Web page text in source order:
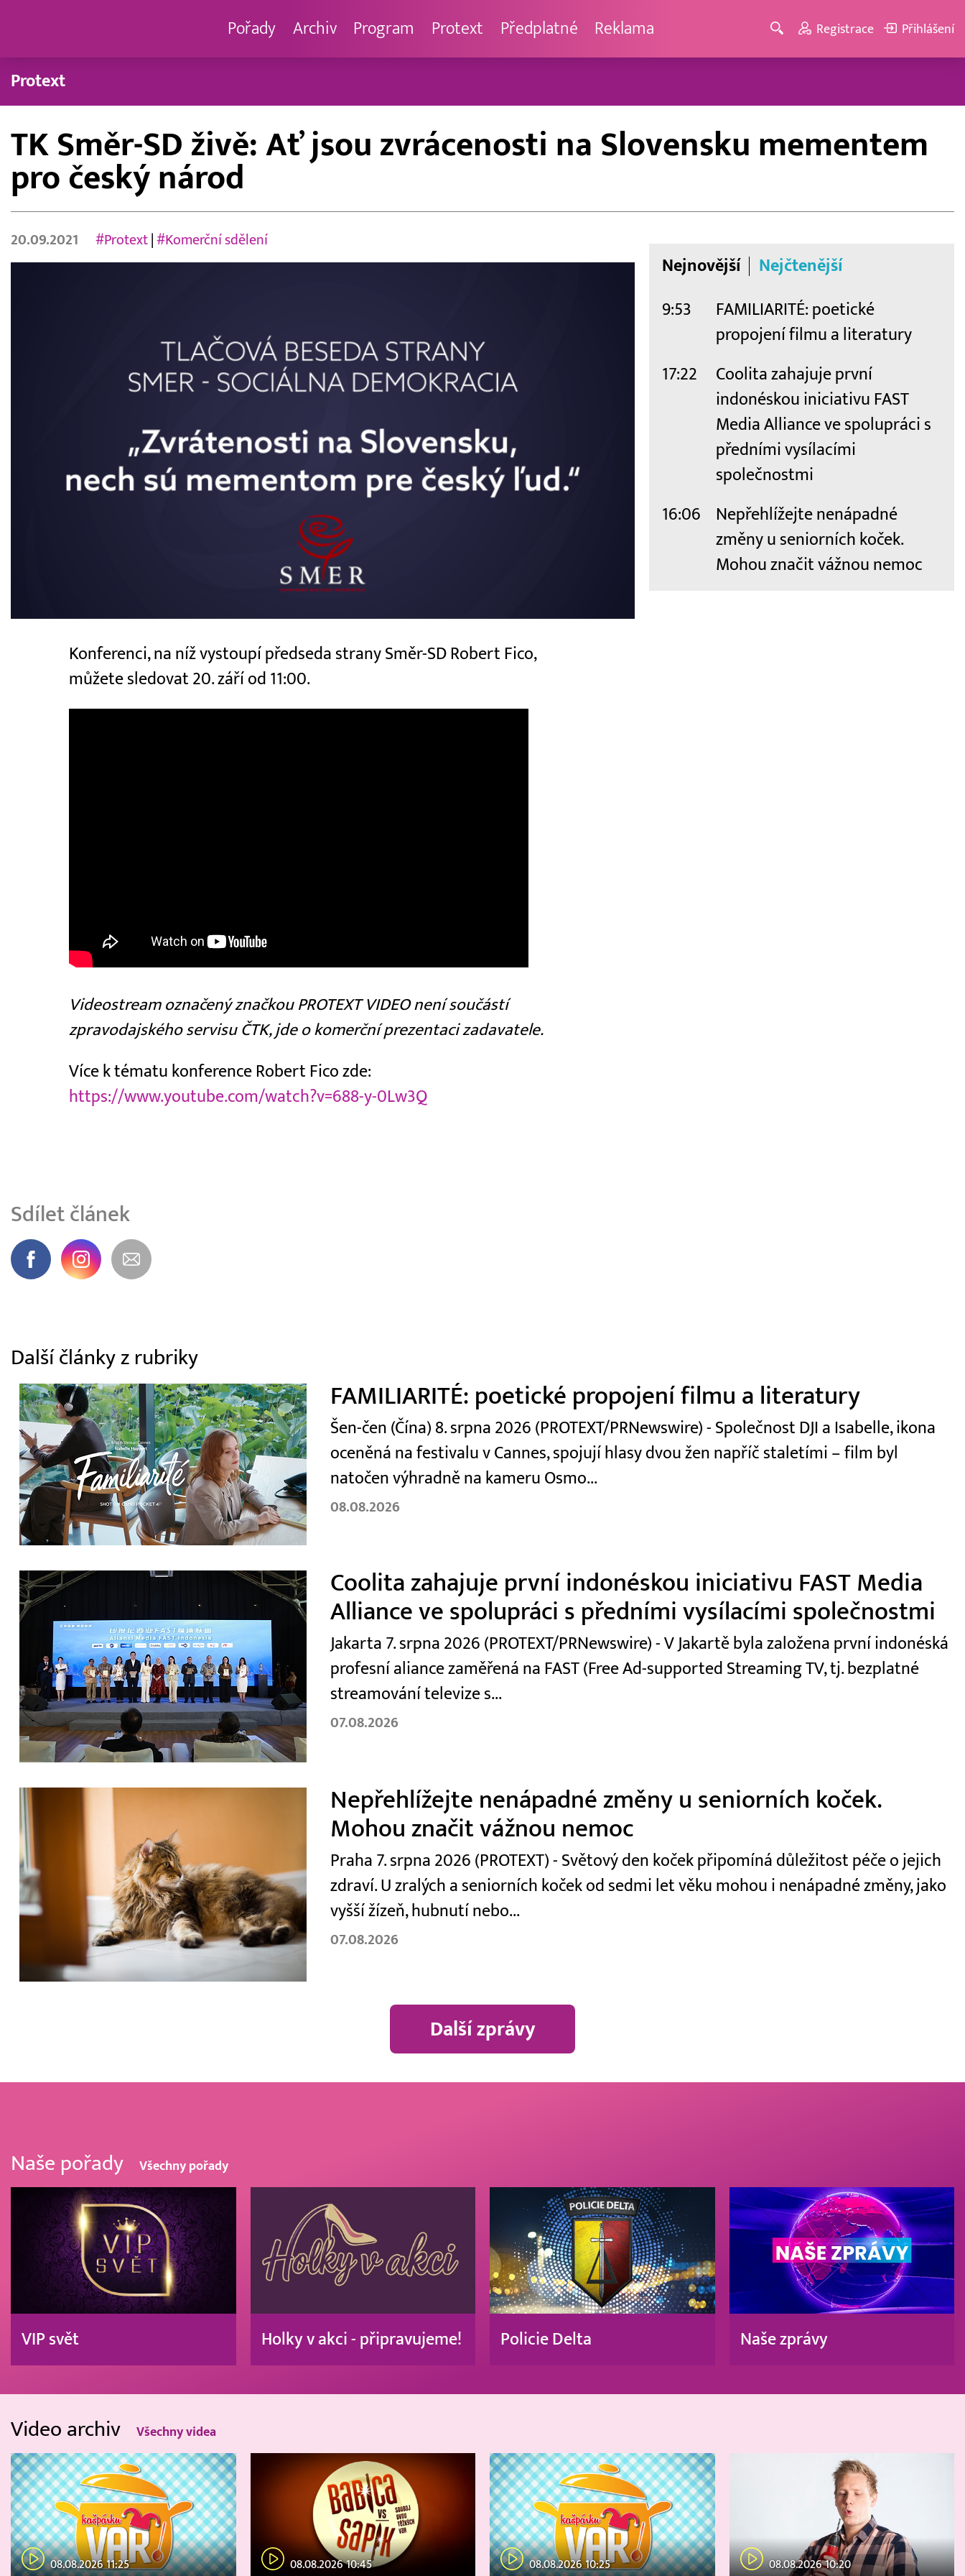
Pořady Archiv Program Protext Předplatné Reklama Registrace Přihlášení
Protext
TK Směr-SD živě: Ať jsou zvrácenosti na Slovensku mementem
pro český národ
20.09.2021 #Protext| #Komerční sdělení
Konferenci, na níž vystoupí předseda strany Směr-SD Robert Fico,
můžete sledovat 20. září od 11:00.
Videostream označený značkou PROTEXT VIDEO není součástí
zpravodajského servisu ČTK, jde o komerční prezentaci zadavatele.
Více k tématu konference Robert Fico zde:
https://www.youtube.com/watch?v=688-y-0Lw3Q
Sdílet článek
Nejnovější Nejčtenější
9:53
FAMILIARITÉ: poetické
propojení filmu a literatury
17:22
Coolita zahajuje první
indonéskou iniciativu FAST
Media Alliance ve spolupráci s
předními vysílacími
společnostmi
16:06
Nepřehlížejte nenápadné
změny u seniorních koček.
Mohou značit vážnou nemoc
Další články z rubriky
FAMILIARITÉ: poetické propojení filmu a literatury
Šen-čen (Čína) 8. srpna 2026 (PROTEXT/PRNewswire) - Společnost DJI a Isabelle, ikona
oceněná na festivalu v Cannes, spojují hlasy dvou žen napříč staletími – film byl
natočen výhradně na kameru Osmo...
08.08.2026
Coolita zahajuje první indonéskou iniciativu FAST Media
Alliance ve spolupráci s předními vysílacími společnostmi
Jakarta 7. srpna 2026 (PROTEXT/PRNewswire) - V Jakartě byla založena první indonéská
profesní aliance zaměřená na FAST (Free Ad-supported Streaming TV, tj. bezplatné
streamování televize s...
07.08.2026
Nepřehlížejte nenápadné změny u seniorních koček.
Mohou značit vážnou nemoc
Praha 7. srpna 2026 (PROTEXT) - Světový den koček připomíná důležitost péče o jejich
zdraví. U zralých a seniorních koček od sedmi let věku mohou i nenápadné změny, jako
vyšší žízeň, hubnutí nebo...
07.08.2026
Další zprávy
Naše pořady Všechny pořady
VIP svět Holky v akci - připravujeme! Policie Delta Naše zprávy
Video archiv Všechny videa
08.08.2026 11:25 08.08.2026 10:45 08.08.2026 10:25 08.08.2026 10:20